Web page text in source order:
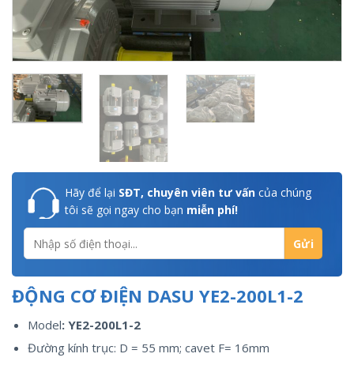
Hãy để lại SĐT, chuyên viên tư vấn của chúng
tôi sẽ gọi ngay cho bạn miễn phí!
ĐỘNG CƠ ĐIỆN DASU YE2-200L1-2
Model: YE2-200L1-2
Đường kính trục: D = 55 mm; cavet F= 16mm